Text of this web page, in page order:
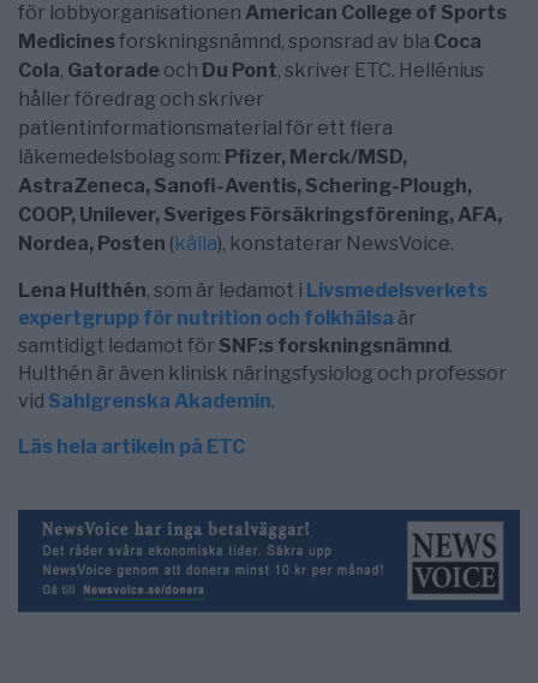
för lobbyorganisationen American College of Sports
Medicinesforskningsnämnd, sponsrad av bla Coca
Cola, Gatorade och Du Pont, skriver ETC. Hellénius
håller föredrag och skriver
patientinformationsmaterial för ett flera
läkemedelsbolag som: Pfizer, Merck/MSD,
AstraZeneca, Sanofi-Aventis, Schering-Plough,
COOP, Unilever, Sveriges Försäkringsförening, AFA,
Nordea, Posten (källa), konstaterar NewsVoice.
Lena Hulthén, som är ledamot i Livsmedelsverkets
expertgrupp för nutrition och folkhälsa är
samtidigt ledamot för SNF:s forskningsnämnd.
Hulthén är även klinisk näringsfysiolog och professor
vid Sahlgrenska Akademin.
Läs hela artikeln på ETC